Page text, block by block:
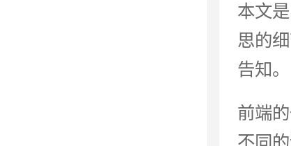
本文
思的
告知。
前端
不同